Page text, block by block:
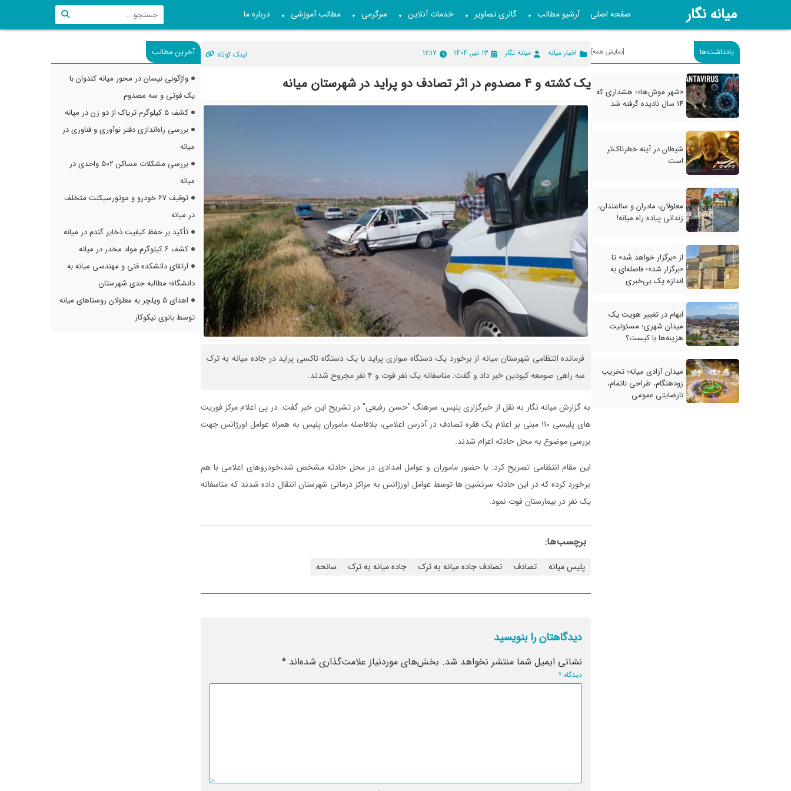
میانه نگار صفحه اصلی آرشیو مطالب ▼ گالری تصاویر ▼ خدمات آنلاین ▼ سرگرمی ▼ مطالب آموزشی ▼ درباره ما
یادداشت‌ها [نمایش همه]
«شهر موش‌ها»؛ هشداری که
۱۴ سال نادیده گرفته شد
شیطان در آینه خطرناک‌تر
است
معلولان، مادران و سالمندان،
زندانی پیاده راه میانه!
از «برگزار خواهد شد» تا
«برگزار شد»؛ فاصله‌ای به
اندازه یک بی‌خبری
ابهام در تغییر هویت یک
میدان شهری؛ مسئولیت
هزینه‌ها با کیست؟
میدان آزادی میانه؛ تخریب
زودهنگام، طراحی ناتمام،
نارضایتی عمومی
اخبار میانه میانه نگار ۱۳ تیر, ۱۴۰۴ ۱۲:۱۷ لینک کوتاه
یک کشته و ۴ مصدوم در اثر تصادف دو پراید در شهرستان میانه
فرمانده انتظامی شهرستان میانه از برخورد یک دستگاه سواری پراید با یک دستگاه تاکسی پراید در جاده میانه به ترک
سه راهی صومعه کبودین خبر داد و گفت: متاسفانه یک نفر فوت و ۴ نفر مجروح شدند.
به گزارش میانه نگار به نقل از خبرگزاری پلیس، سرهنگ "حسن رفیعی" در تشریح این خبر گفت: در پی اعلام مرکز فوریت
های پلیسی ۱۱۰ مبنی بر اعلام یک فقره تصادف در آدرس اعلامی، بلافاصله ماموران پلیس به همراه عوامل اورژانس جهت
بررسی موضوع به محل حادثه اعزام شدند.
این مقام انتظامی تصریح کرد: با حضور ماموران و عوامل امدادی در محل حادثه مشخص شد،خودروهای اعلامی با هم
برخورد کرده که در این حادثه سرنشین ها توسط عوامل اورژانس به مراکز درمانی شهرستان انتقال داده شدند که متاسفانه
یک نفر در بیمارستان فوت نمود.
برچسب‌ها:
پلیس میانه تصادف تصادف جاده میانه به ترک جاده میانه به ترک سانحه
دیدگاهتان را بنویسید
نشانی ایمیل شما منتشر نخواهد شد. بخش‌های موردنیاز علامت‌گذاری شده‌اند*
دیدگاه*
آخرین مطالب
واژگونی نیسان در محور میانه کندوان با
یک فوتی و سه مصدوم
کشف ۵ کیلوگرم تریاک از دو زن در میانه
بررسی راه‌اندازی دفتر نوآوری و فناوری در
میانه
بررسی مشکلات مساکن ۵۰۲ واحدی در
میانه
توقیف ۶۷ خودرو و موتورسیکلت متخلف
در میانه
تأکید بر حفظ کیفیت ذخایر گندم در میانه
کشف ۶ کیلوگرم مواد مخدر در میانه
ارتقای دانشکده فنی و مهندسی میانه به
دانشگاه؛ مطالبه جدی شهرستان
اهدای ۵ ویلچر به معلولان روستاهای میانه
توسط بانوی نیکوکار